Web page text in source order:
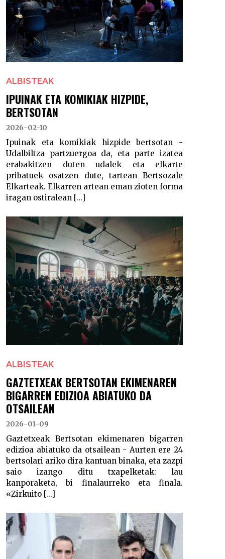
ALBISTEAK
IPUINAK ETA KOMIKIAK HIZPIDE,
BERTSOTAN
2026-02-10
Ipuinak eta komikiak hizpide bertsotan -
Udalbiltza partzuergoa da, eta parte izatea
erabakitzen duten udalek eta elkarte
pribatuek osatzen dute, tartean Bertsozale
Elkarteak. Elkarren artean eman zioten forma
iragan ostiralean [...]
ALBISTEAK
GAZTETXEAK BERTSOTAN EKIMENAREN
BIGARREN EDIZIOA ABIATUKO DA
OTSAILEAN
2026-01-09
Gaztetxeak Bertsotan ekimenaren bigarren
edizioa abiatuko da otsailean - Aurten ere 24
bertsolari ariko dira kantuan binaka, eta zazpi
saio izango ditu txapelketak: lau
kanporaketa, bi finalaurreko eta finala.
«Zirkuito [...]